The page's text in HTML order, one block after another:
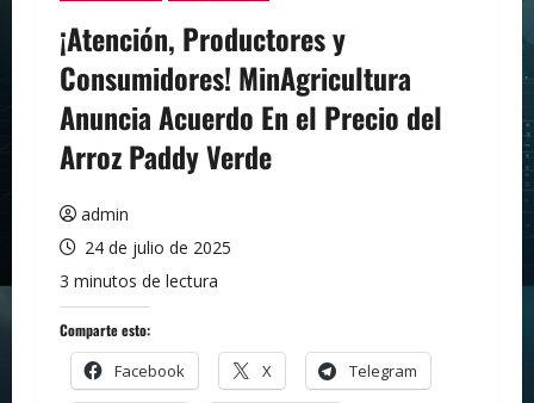
¡Atención, Productores y
Consumidores! MinAgricultura
Anuncia Acuerdo En el Precio del
Arroz Paddy Verde
admin
24 de julio de 2025
3 minutos de lectura
Comparte esto:
Facebook X Telegram